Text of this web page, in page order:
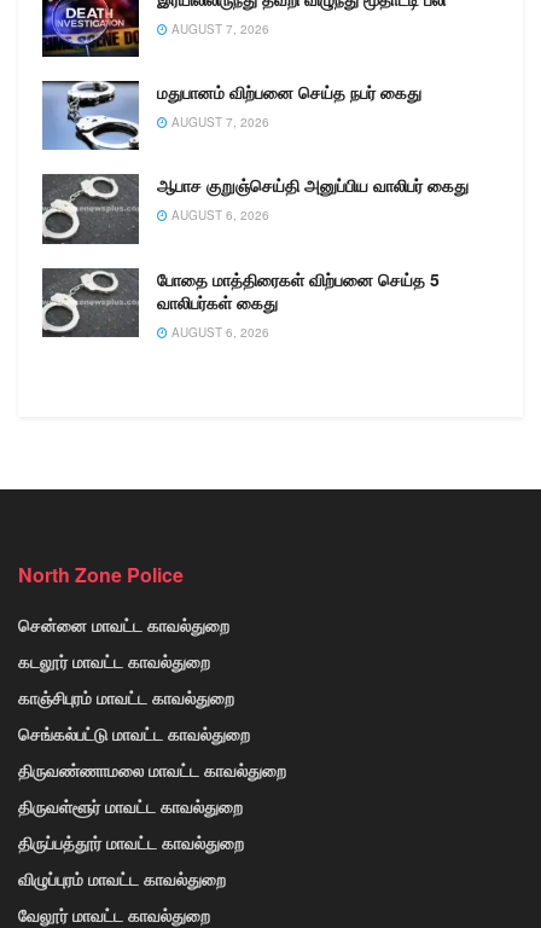
AUGUST 7, 2026
மதுபானம் விற்பனை செய்த நபர் கைது
AUGUST 7, 2026
ஆபாச குறுஞ்செய்தி அனுப்பிய வாலிபர் கைது
AUGUST 6, 2026
போதை மாத்திரைகள் விற்பனை செய்த 5
வாலிபர்கள் கைது
AUGUST 6, 2026
North Zone Police
சென்னை மாவட்ட காவல்துறை
கடலூர் மாவட்ட காவல்துறை
காஞ்சிபுரம் மாவட்ட காவல்துறை
செங்கல்பட்டு மாவட்ட காவல்துறை
திருவண்ணாமலை மாவட்ட காவல்துறை
திருவள்ளூர் மாவட்ட காவல்துறை
திருப்பத்தூர் மாவட்ட காவல்துறை
விழுப்புரம் மாவட்ட காவல்துறை
வேலூர் மாவட்ட காவல்துறை